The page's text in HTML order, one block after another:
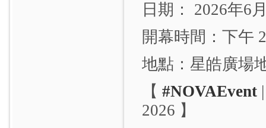
日期： 2026年6
開幕時間：下午
地點：星皓廣場
【 #NOVAEvent|
2026 】